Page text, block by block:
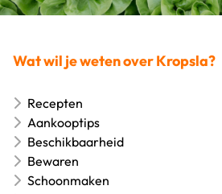
Wat wil je weten over Kropsla?
Recepten
Aankooptips
Beschikbaarheid
Bewaren
Schoonmaken